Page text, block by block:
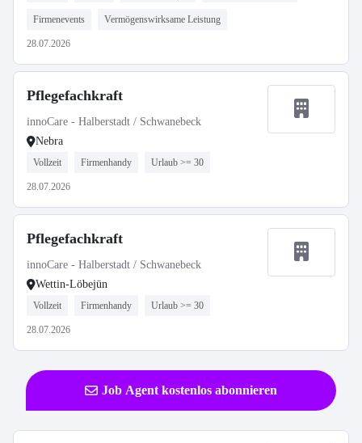
Firmenevents Vermögenswirksame Leistung
28.07.2026
Pflegefachkraft
innoCare - Halberstadt / Schwanebeck
Nebra
Vollzeit Firmenhandy Urlaub >= 30
28.07.2026
Pflegefachkraft
innoCare - Halberstadt / Schwanebeck
Wettin-Löbejün
Vollzeit Firmenhandy Urlaub >= 30
28.07.2026
Job Agent kostenlos abonnieren